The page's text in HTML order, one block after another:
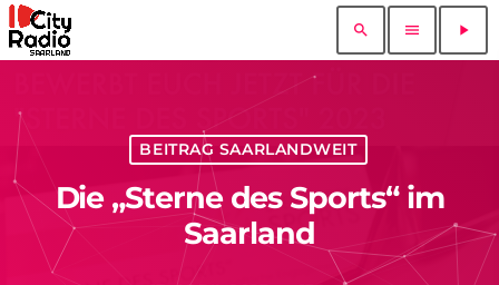
search menu play_arrow
BEITRAG SAARLANDWEIT
Die „Sterne des Sports“ im
Saarland